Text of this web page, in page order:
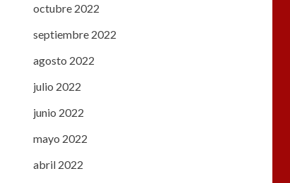
octubre 2022
septiembre 2022
agosto 2022
julio 2022
junio 2022
mayo 2022
abril 2022